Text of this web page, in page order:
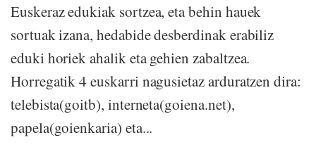
Euskeraz edukiak sortzea, eta behin hauek
sortuak izana, hedabide desberdinak erabiliz
eduki horiek ahalik eta gehien zabaltzea.
Horregatik 4 euskarri nagusietaz arduratzen dira:
telebista(goitb), interneta(goiena.net),
papela(goienkaria) eta...